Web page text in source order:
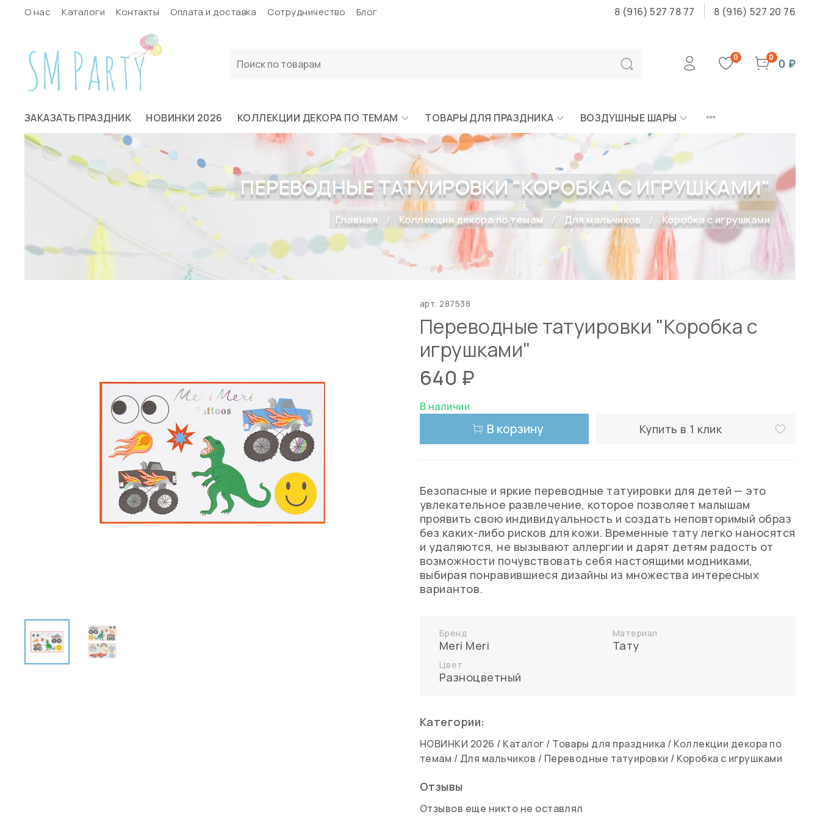
О нас Каталоги Контакты Оплата и доставка Сотрудничество Блог 8 (916) 527 78 77 8 (916) 527 20 76
0 0 0 ₽
ЗАКАЗАТЬ ПРАЗДНИК НОВИНКИ 2026 КОЛЛЕКЦИИ ДЕКОРА ПО ТЕМАМ ТОВАРЫ ДЛЯ ПРАЗДНИКА ВОЗДУШНЫЕ ШАРЫ
ПЕРЕВОДНЫЕ ТАТУИРОВКИ "КОРОБКА С ИГРУШКАМИ"
Главная Коллекции декора по темам Для мальчиков Коробка с игрушками
арт.287538
Переводные татуировки "Коробка с
игрушками"
640 ₽
В наличии
В корзину Купить в 1 клик
Безопасные и яркие переводные татуировки для детей — это
увлекательное развлечение, которое позволяет малышам
проявить свою индивидуальность и создать неповторимый образ
без каких-либо рисков для кожи. Временные тату легко наносятся
и удаляются, не вызывают аллергии и дарят детям радость от
возможности почувствовать себя настоящими модниками,
выбирая понравившиеся дизайны из множества интересных
вариантов.
Бренд
Meri Meri
Материал
Тату
Цвет
Разноцветный
Категории:
НОВИНКИ 2026 / Каталог / Товары для праздника / Коллекции декора по
темам / Для мальчиков / Переводные татуировки / Коробка с игрушками
Отзывы
Отзывов еще никто не оставлял